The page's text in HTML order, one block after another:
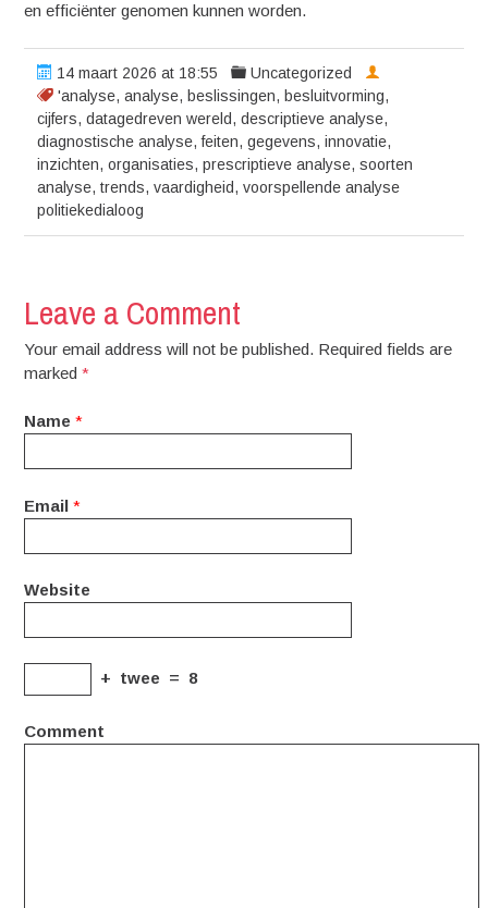
en efficiënter genomen kunnen worden.
14 maart 2026 at 18:55
Uncategorized
'analyse,analyse, beslissingen, besluitvorming,
cijfers,datagedreven wereld,descriptieve analyse,
diagnostische analyse,feiten,gegevens,innovatie,
inzichten,organisaties,prescriptieve analyse,soorten
analyse,trends,vaardigheid,voorspellende analyse
politiekedialoog
Leave a Comment
Your email address will not be published. Required fields are
marked*
Name *
Email *
Website
+ twee = 8
Comment